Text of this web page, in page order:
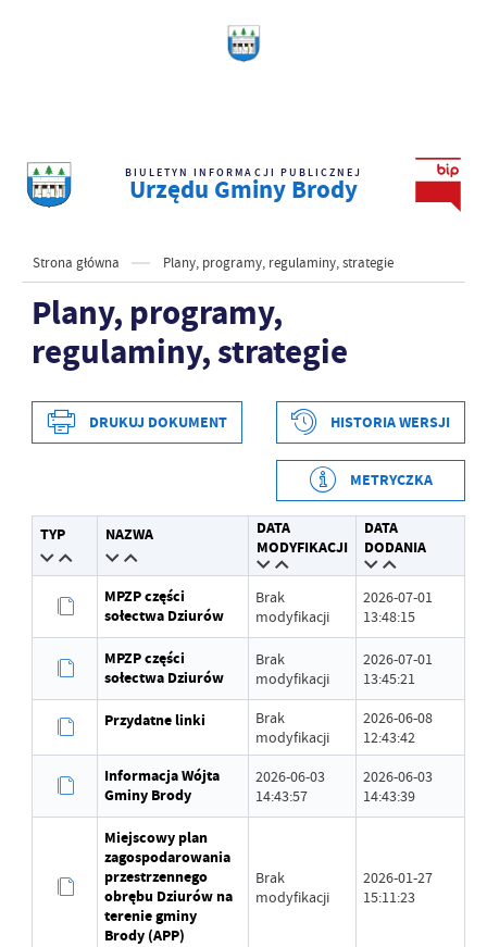
BIULETYN INFORMACJI PUBLICZNEJ
Urzędu Gminy Brody
Strona główna Plany, programy, regulaminy, strategie
Plany, programy,
regulaminy, strategie
2022-10-13 11:03:56
Wytworzył Łukasz Wzorek
Data opublikowania
Łukasz Wzorek
Data ostatniej
Brak modyfikacji
Ostatnio zaktualizował -
DRUKUJ DOKUMENT HISTORIA WERSJI
METRYCZKA
TYP NAZWA
DATA
MODYFIKACJI
DATA
DODANIA
MPZP części
sołectwa Dziurów
Brak
modyfikacji
2026-07-01
13:48:15
MPZP części
sołectwa Dziurów
Brak
modyfikacji
2026-07-01
13:45:21
Przydatne linki
Brak
modyfikacji
2026-06-08
12:43:42
Informacja Wójta
Gminy Brody
2026-06-03
14:43:57
2026-06-03
14:43:39
Miejscowy plan
zagospodarowania
przestrzennego
obrębu Dziurów na
terenie gminy
Brody (APP)
Brak
modyfikacji
2026-01-27
15:11:23